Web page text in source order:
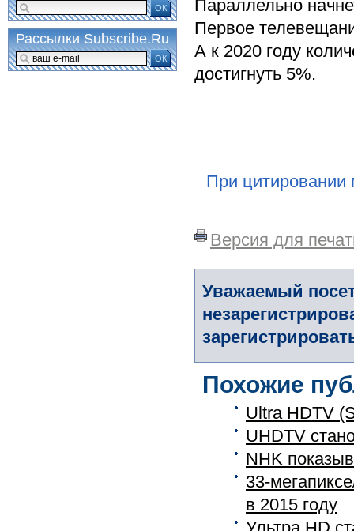
Параллельно
Первое
А к 2020 году
достигнуть 5%.
При цитировании
Версия для
Уважаемый
Похожие
Ultra HDTV
UHDTV
NHK
33-
в 2015 году
ОК
Рассылки Subscribe.Ru
ОК